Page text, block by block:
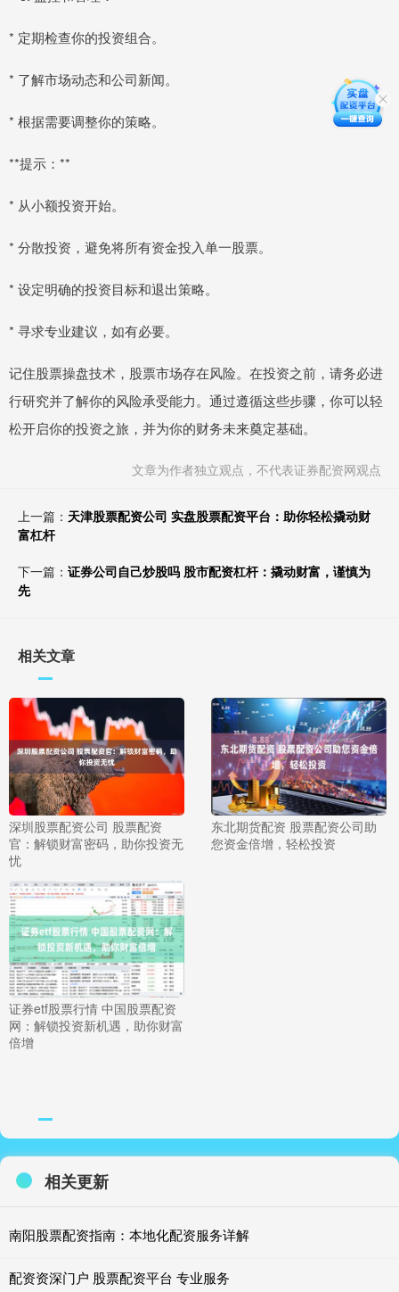
* 定期检查你的投资组合。
* 了解市场动态和公司新闻。
* 根据需要调整你的策略。
**提示：**
* 从小额投资开始。
* 分散投资，避免将所有资金投入单一股票。
* 设定明确的投资目标和退出策略。
* 寻求专业建议，如有必要。
记住股票操盘技术，股票市场存在风险。在投资之前，请务必进
行研究并了解你的风险承受能力。通过遵循这些步骤，你可以轻
松开启你的投资之旅，并为你的财务未来奠定基础。
文章为作者独立观点，不代表证券配资网观点
上一篇： 天津股票配资公司 实盘股票配资平台：助你轻松撬动财
富杠杆
下一篇： 证券公司自己炒股吗 股市配资杠杆：撬动财富，谨慎为
先
相关文章
深圳股票配资公司 股票配资
官：解锁财富密码，助你投资无
忧
东北期货配资 股票配资公司助
您资金倍增，轻松投资
证券etf股票行情 中国股票配资
网：解锁投资新机遇，助你财富
倍增
相关更新
南阳股票配资指南：本地化配资服务详解
配资资深门户 股票配资平台 专业服务